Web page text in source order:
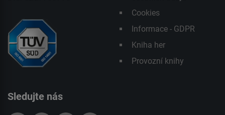
Cookies
Informace - GDPR
Kniha her
Provozní knihy
Sledujte nás